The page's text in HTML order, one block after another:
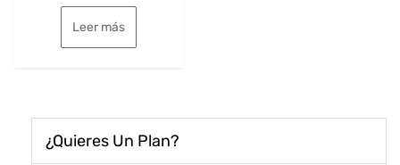
Leer más
¿Quieres Un Plan?